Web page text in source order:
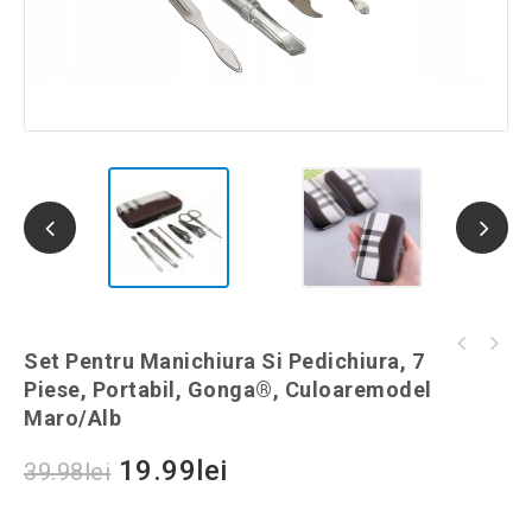
Set Pentru Manichiura Si Pedichiura, 7
Piese, Portabil, Gonga®, Culoaremodel
Maro/Alb
39.98lei 19.99 lei